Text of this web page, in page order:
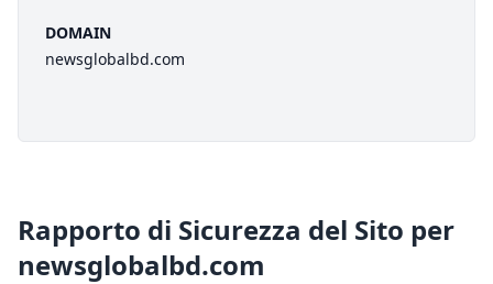
DOMAIN
newsglobalbd.com
Rapporto di Sicurezza del Sito per
newsglobalbd.com